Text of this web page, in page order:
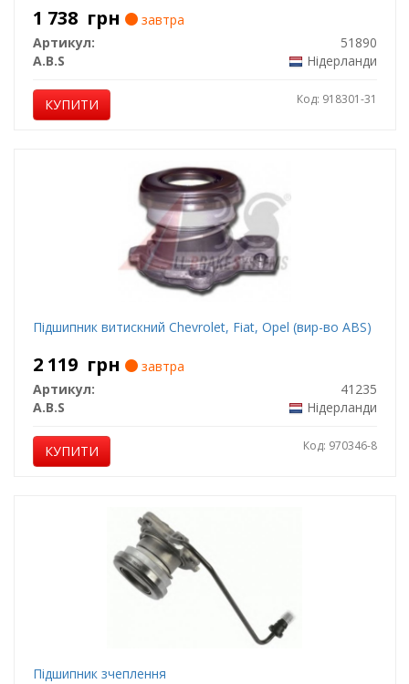
1 738 грн
завтра
Артикул:
51890
A.B.S
Нідерланди
КУПИТИ Код: 918301-31
Підшипник витискний Chevrolet, Fiat, Opel (вир-во ABS)
2 119 грн
завтра
Артикул:
41235
A.B.S
Нідерланди
КУПИТИ Код: 970346-8
Підшипник зчеплення